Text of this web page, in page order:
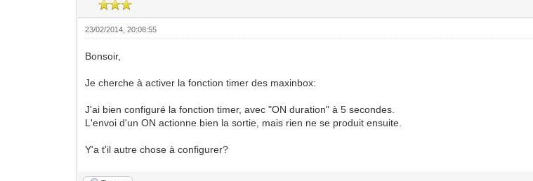
23/02/2014, 20:08:55
Bonsoir,
Je cherche à activer la fonction timer des maxinbox:
J'ai bien configuré la fonction timer, avec "ON duration" à 5 secondes.
L'envoi d'un ON actionne bien la sortie, mais rien ne se produit ensuite.
Y'a t'il autre chose à configurer?